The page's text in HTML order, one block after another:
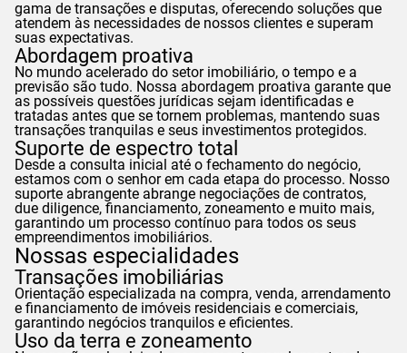
gama de transações e disputas, oferecendo soluções que
atendem às necessidades de nossos clientes e superam
suas expectativas.
Abordagem proativa
No mundo acelerado do setor imobiliário, o tempo e a
previsão são tudo. Nossa abordagem proativa garante que
as possíveis questões jurídicas sejam identificadas e
tratadas antes que se tornem problemas, mantendo suas
transações tranquilas e seus investimentos protegidos.
Suporte de espectro total
Desde a consulta inicial até o fechamento do negócio,
estamos com o senhor em cada etapa do processo. Nosso
suporte abrangente abrange negociações de contratos,
due diligence, financiamento, zoneamento e muito mais,
garantindo um processo contínuo para todos os seus
empreendimentos imobiliários.
Nossas especialidades
Transações imobiliárias
Orientação especializada na compra, venda, arrendamento
e financiamento de imóveis residenciais e comerciais,
garantindo negócios tranquilos e eficientes.
Uso da terra e zoneamento